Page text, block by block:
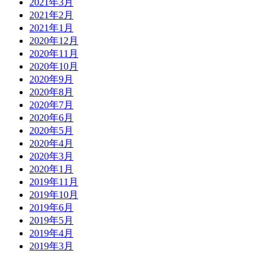
2021年3月
2021年2月
2021年1月
2020年12月
2020年11月
2020年10月
2020年9月
2020年8月
2020年7月
2020年6月
2020年5月
2020年4月
2020年3月
2020年1月
2019年11月
2019年10月
2019年6月
2019年5月
2019年4月
2019年3月